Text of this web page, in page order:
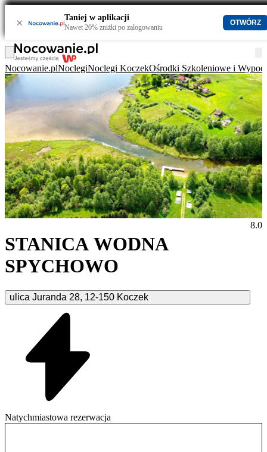
× Taniej w aplikacji
Nawet 20% zniżki po zalogowaniu
OTWÓRZ
Nocowanie.plNoclegiNoclegi KoczekOśrodki Szkoleniowe i
STANICA WODNA
SPYCHOWO
ulica Juranda 28, 12-150 Koczek
8.0
Natychmiastowa rezerwacja